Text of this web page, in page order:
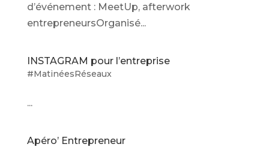
d’événement : MeetUp, afterwork
entrepreneursOrganisé...
INSTAGRAM pour l’entreprise
#MatinéesRéseaux
...
Apéro’ Entrepreneur